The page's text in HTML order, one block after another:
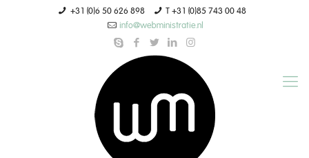
+31 (0)6 50 626 898
T +31 (0)85 743 00 48
info@webministratie.nl